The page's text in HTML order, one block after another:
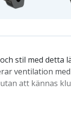
stil med detta
ventilation
att kännas